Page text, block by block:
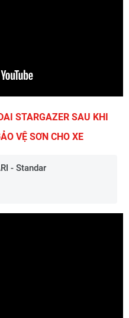
STARGAZER SAU KHI
VỆ SƠN CHO XE
- Standar